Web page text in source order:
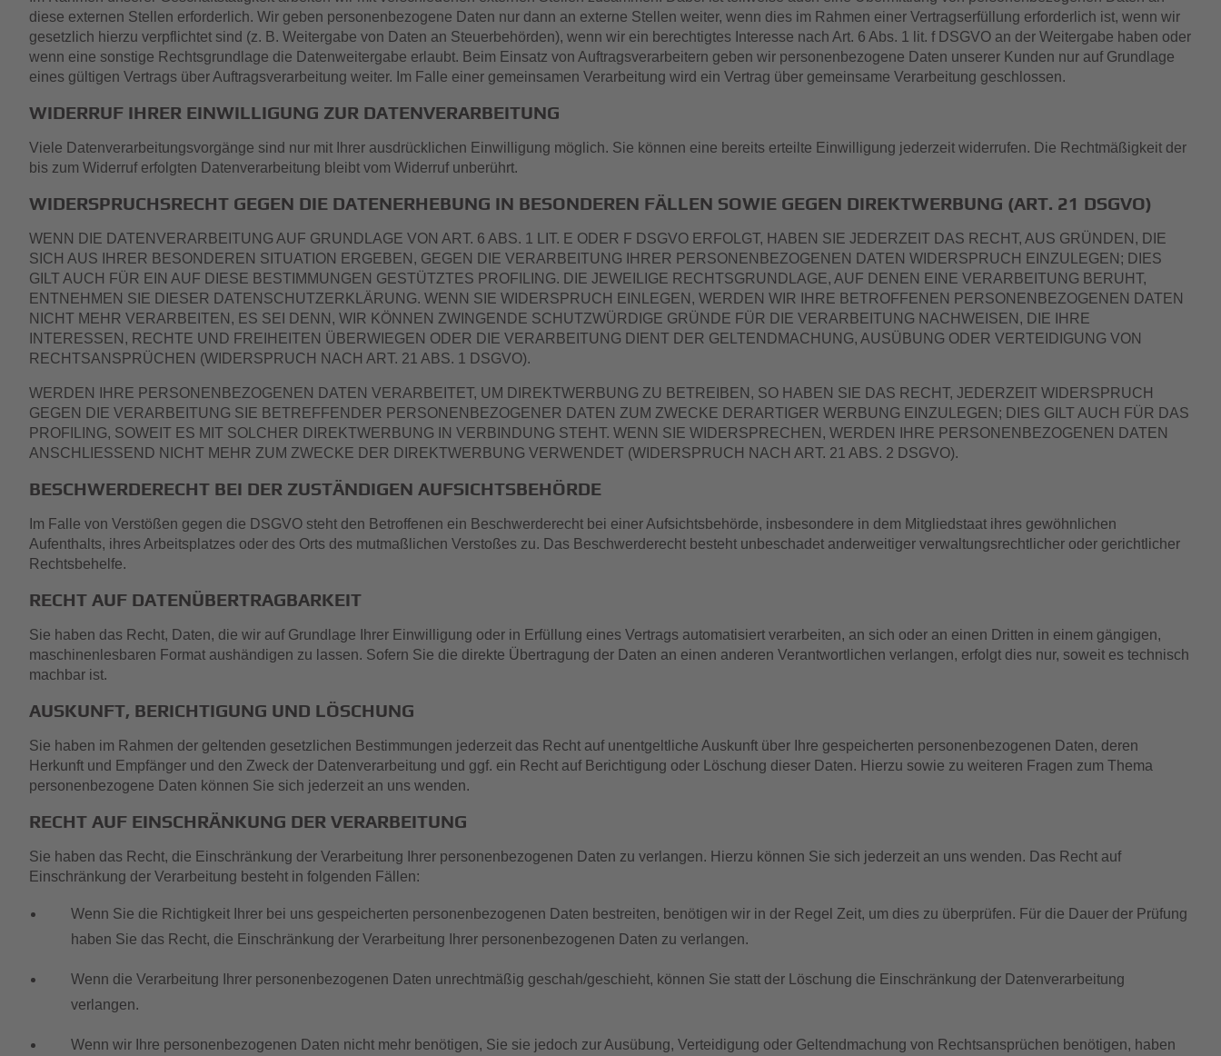
diese externen Stellen erforderlich. Wir geben personenbezogene Daten nur dann an externe Stellen weiter, wenn dies im Rahmen einer Vertragserfüllung erforderlich ist, wenn wir
gesetzlich hierzu verpflichtet sind (z. B. Weitergabe von Daten an Steuerbehörden), wenn wir ein berechtigtes Interesse nach Art. 6 Abs. 1 lit. f DSGVO an der Weitergabe haben oder
wenn eine sonstige Rechtsgrundlage die Datenweitergabe erlaubt. Beim Einsatz von Auftragsverarbeitern geben wir personenbezogene Daten unserer Kunden nur auf Grundlage
eines gültigen Vertrags über Auftragsverarbeitung weiter. Im Falle einer gemeinsamen Verarbeitung wird ein Vertrag über gemeinsame Verarbeitung geschlossen.
WIDERRUF IHRER EINWILLIGUNG ZUR DATENVERARBEITUNG
Viele Datenverarbeitungsvorgänge sind nur mit Ihrer ausdrücklichen Einwilligung möglich. Sie können eine bereits erteilte Einwilligung jederzeit widerrufen. Die Rechtmäßigkeit der
bis zum Widerruf erfolgten Datenverarbeitung bleibt vom Widerruf unberührt.
WIDERSPRUCHSRECHT GEGEN DIE DATENERHEBUNG IN BESONDEREN FÄLLEN SOWIE GEGEN DIREKTWERBUNG (ART. 21 DSGVO)
WENN DIE DATENVERARBEITUNG AUF GRUNDLAGE VON ART. 6 ABS. 1 LIT. E ODER F DSGVO ERFOLGT, HABEN SIE JEDERZEIT DAS RECHT, AUS GRÜNDEN, DIE
SICH AUS IHRER BESONDEREN SITUATION ERGEBEN, GEGEN DIE VERARBEITUNG IHRER PERSONENBEZOGENEN DATEN WIDERSPRUCH EINZULEGEN; DIES
GILT AUCH FÜR EIN AUF DIESE BESTIMMUNGEN GESTÜTZTES PROFILING. DIE JEWEILIGE RECHTSGRUNDLAGE, AUF DENEN EINE VERARBEITUNG BERUHT,
ENTNEHMEN SIE DIESER DATENSCHUTZERKLÄRUNG. WENN SIE WIDERSPRUCH EINLEGEN, WERDEN WIR IHRE BETROFFENEN PERSONENBEZOGENEN DATEN
NICHT MEHR VERARBEITEN, ES SEI DENN, WIR KÖNNEN ZWINGENDE SCHUTZWÜRDIGE GRÜNDE FÜR DIE VERARBEITUNG NACHWEISEN, DIE IHRE
INTERESSEN, RECHTE UND FREIHEITEN ÜBERWIEGEN ODER DIE VERARBEITUNG DIENT DER GELTENDMACHUNG, AUSÜBUNG ODER VERTEIDIGUNG VON
RECHTSANSPRÜCHEN (WIDERSPRUCH NACH ART. 21 ABS. 1 DSGVO).
WERDEN IHRE PERSONENBEZOGENEN DATEN VERARBEITET, UM DIREKTWERBUNG ZU BETREIBEN, SO HABEN SIE DAS RECHT, JEDERZEIT WIDERSPRUCH
GEGEN DIE VERARBEITUNG SIE BETREFFENDER PERSONENBEZOGENER DATEN ZUM ZWECKE DERARTIGER WERBUNG EINZULEGEN; DIES GILT AUCH FÜR DAS
PROFILING, SOWEIT ES MIT SOLCHER DIREKTWERBUNG IN VERBINDUNG STEHT. WENN SIE WIDERSPRECHEN, WERDEN IHRE PERSONENBEZOGENEN DATEN
ANSCHLIESSEND NICHT MEHR ZUM ZWECKE DER DIREKTWERBUNG VERWENDET (WIDERSPRUCH NACH ART. 21 ABS. 2 DSGVO).
BESCHWERDE­RECHT BEI DER ZUSTÄNDIGEN AUFSICHTS­BEHÖRDE
Im Falle von Verstößen gegen die DSGVO steht den Betroffenen ein Beschwerderecht bei einer Aufsichtsbehörde, insbesondere in dem Mitgliedstaat ihres gewöhnlichen
Aufenthalts, ihres Arbeitsplatzes oder des Orts des mutmaßlichen Verstoßes zu. Das Beschwerderecht besteht unbeschadet anderweitiger verwaltungsrechtlicher oder gerichtlicher
Rechtsbehelfe.
RECHT AUF DATEN­ÜBERTRAG­BARKEIT
Sie haben das Recht, Daten, die wir auf Grundlage Ihrer Einwilligung oder in Erfüllung eines Vertrags automatisiert verarbeiten, an sich oder an einen Dritten in einem gängigen,
maschinenlesbaren Format aushändigen zu lassen. Sofern Sie die direkte Übertragung der Daten an einen anderen Verantwortlichen verlangen, erfolgt dies nur, soweit es technisch
machbar ist.
AUSKUNFT, BERICHTIGUNG UND LÖSCHUNG
Sie haben im Rahmen der geltenden gesetzlichen Bestimmungen jederzeit das Recht auf unentgeltliche Auskunft über Ihre gespeicherten personenbezogenen Daten, deren
Herkunft und Empfänger und den Zweck der Datenverarbeitung und ggf. ein Recht auf Berichtigung oder Löschung dieser Daten. Hierzu sowie zu weiteren Fragen zum Thema
personenbezogene Daten können Sie sich jederzeit an uns wenden.
RECHT AUF EINSCHRÄNKUNG DER VERARBEITUNG
Sie haben das Recht, die Einschränkung der Verarbeitung Ihrer personenbezogenen Daten zu verlangen. Hierzu können Sie sich jederzeit an uns wenden. Das Recht auf
Einschränkung der Verarbeitung besteht in folgenden Fällen:
Wenn Sie die Richtigkeit Ihrer bei uns gespeicherten personenbezogenen Daten bestreiten, benötigen wir in der Regel Zeit, um dies zu überprüfen. Für die Dauer der Prüfung
haben Sie das Recht, die Einschränkung der Verarbeitung Ihrer personenbezogenen Daten zu verlangen.
Wenn die Verarbeitung Ihrer personenbezogenen Daten unrechtmäßig geschah/geschieht, können Sie statt der Löschung die Einschränkung der Datenverarbeitung
verlangen.
Wenn wir Ihre personenbezogenen Daten nicht mehr benötigen, Sie sie jedoch zur Ausübung, Verteidigung oder Geltendmachung von Rechtsansprüchen benötigen, haben